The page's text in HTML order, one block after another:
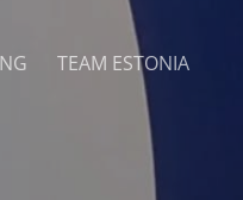
TEAM ESTONIA